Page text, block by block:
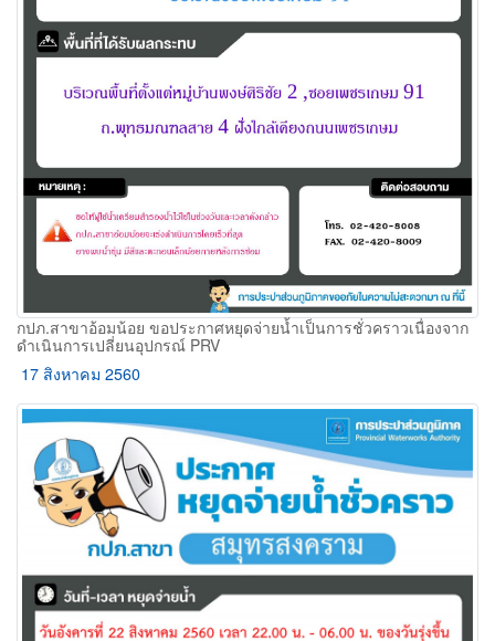
กปภ.สาขาอ้อมน้อย ขอประกาศหยุดจ่ายน้ำเป็นการชั่วคราวเนื่องจาก
ดำเนินการเปลี่ยนอุปกรณ์ PRV
17 สิงหาคม 2560